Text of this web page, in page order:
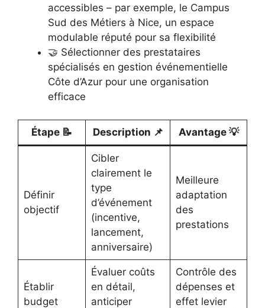
accessibles – par exemple, le Campus
Sud des Métiers à Nice, un espace
modulable réputé pour sa flexibilité
🤝 Sélectionner des prestataires
spécialisés en gestion événementielle
Côte d’Azur pour une organisation
efficace
Étape 📝 Description 📌 Avantage 💡
Définir
objectif
Cibler
clairement le
type
d’événement
(incentive,
lancement,
anniversaire)
Meilleure
adaptation
des
prestations
Établir
budget
Évaluer coûts
en détail,
anticiper
Contrôle des
dépenses et
effet levier